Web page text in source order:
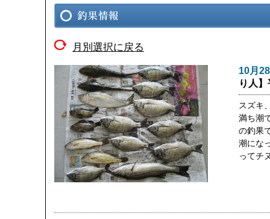
月別選択に戻る
10月
り人
スズキ
満ち潮
の釣果
潮にな
ってチ